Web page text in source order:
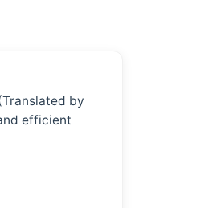
by
efficient